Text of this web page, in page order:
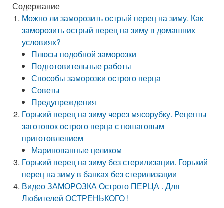
Содержание
Можно ли заморозить острый перец на зиму. Как
заморозить острый перец на зиму в домашних
условиях?
Плюсы подобной заморозки
Подготовительные работы
Способы заморозки острого перца
Советы
Предупреждения
Горький перец на зиму через мясорубку. Рецепты
заготовок острого перца с пошаговым
приготовлением
Маринованные целиком
Горький перец на зиму без стерилизации. Горький
перец на зиму в банках без стерилизации
Видео ЗАМОРОЗКА Острого ПЕРЦА . Для
Любителей ОСТРЕНЬКОГО !